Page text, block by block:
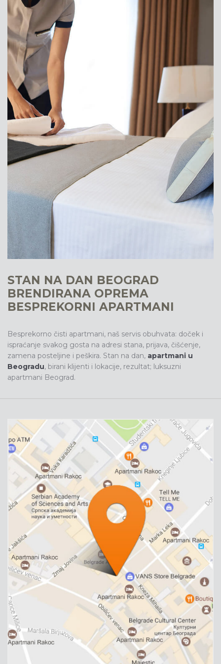
STAN NA DAN BEOGRAD
BRENDIRANA OPREMA
BESPREKORNI APARTMANI
Besprekorno čisti apartmani, naš servis obuhvata: doček i
ispraćanje svakog gosta na adresi stana, prijava, čišćenje,
zamena posteljine i peškira. Stan na dan, apartmani u
Beogradu, birani klijenti i lokacije, rezultat; luksuzni
apartmani Beograd.